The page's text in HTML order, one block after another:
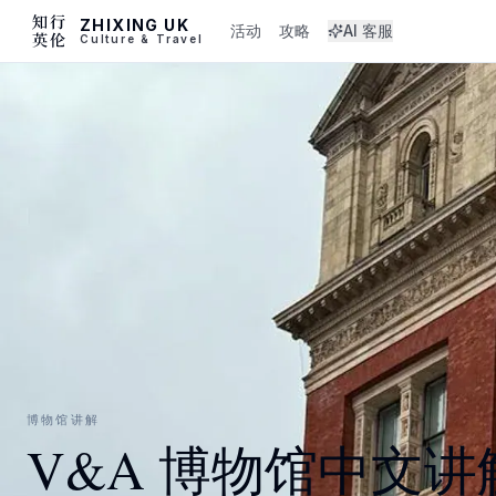
ZHIXING UK
Culture & Travel 活动 攻略 AI 客服
博物馆讲解
V&A 博物馆中文讲